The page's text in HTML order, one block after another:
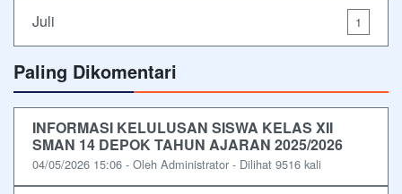
Juli 1
Paling Dikomentari
INFORMASI KELULUSAN SISWA KELAS XII
SMAN 14 DEPOK TAHUN AJARAN 2025/2026
04/05/2026 15:06 - Oleh Administrator - Dilihat 9516 kali